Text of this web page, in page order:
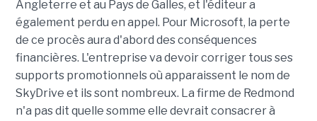
Angleterre et au Pays de Galles, et l'éditeur a
également perdu en appel. Pour Microsoft, la perte
de ce procès aura d'abord des conséquences
financières. L'entreprise va devoir corriger tous ses
supports promotionnels où apparaissent le nom de
SkyDrive et ils sont nombreux. La firme de Redmond
n'a pas dit quelle somme elle devrait consacrer à